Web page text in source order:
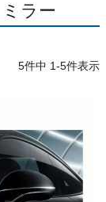
ラー
5件中 1-5件表示